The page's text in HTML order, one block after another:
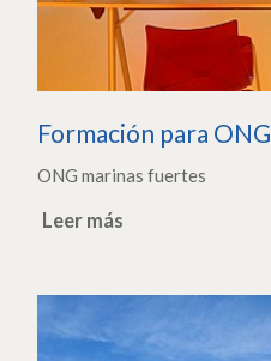
Formación para ONG
ONG marinas fuertes
Leer más